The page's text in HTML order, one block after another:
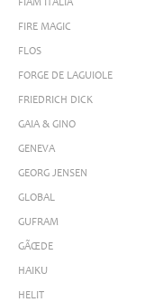
FIAM ITALIA
FIRE MAGIC
FLOS
FORGE DE LAGUIOLE
FRIEDRICH DICK
GAIA & GINO
GENEVA
GEORG JENSEN
GLOBAL
GUFRAM
GÃŒDE
HAIKU
HELIT